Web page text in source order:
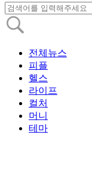
전체뉴스
피플
헬스
라이프
컬처
머니
테마